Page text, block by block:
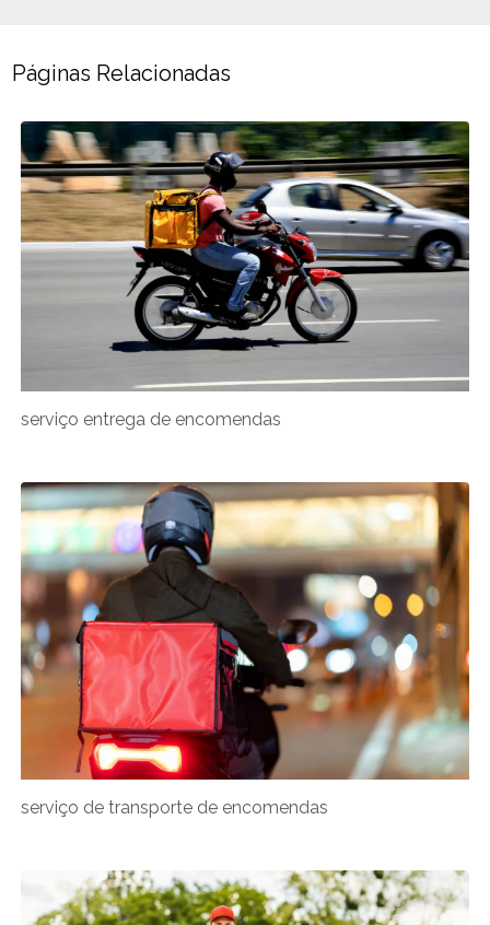
Páginas Relacionadas
serviço entrega de encomendas
serviço de transporte de encomendas